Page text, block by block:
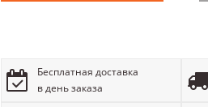
Бесплатная доставка
в день заказа